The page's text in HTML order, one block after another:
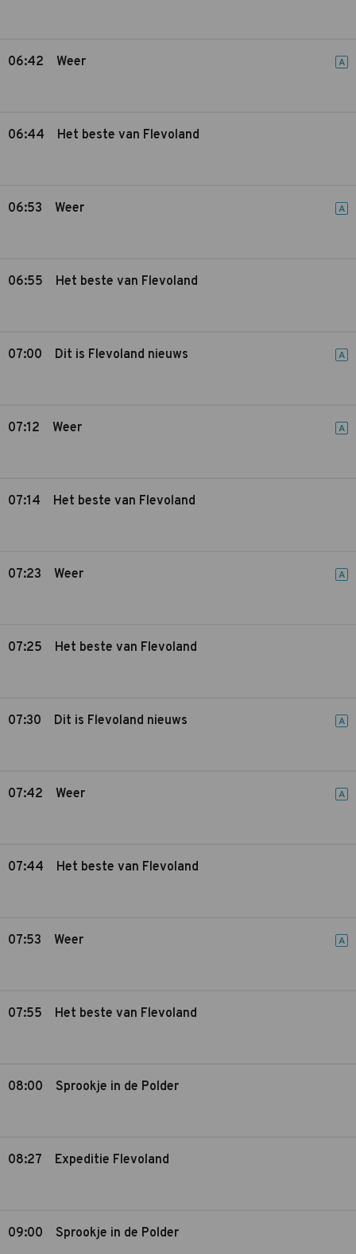
06:42 Weer A
06:44 Het beste van Flevoland
06:53 Weer A
06:55 Het beste van Flevoland
07:00 Dit is Flevoland nieuws A
07:12 Weer A
07:14 Het beste van Flevoland
07:23 Weer A
07:25 Het beste van Flevoland
07:30 Dit is Flevoland nieuws A
07:42 Weer A
07:44 Het beste van Flevoland
07:53 Weer A
07:55 Het beste van Flevoland
08:00 Sprookje in de Polder
08:27 Expeditie Flevoland
09:00 Sprookje in de Polder